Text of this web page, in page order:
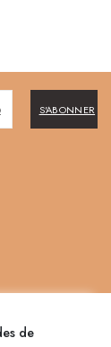
S'ABONNER
de